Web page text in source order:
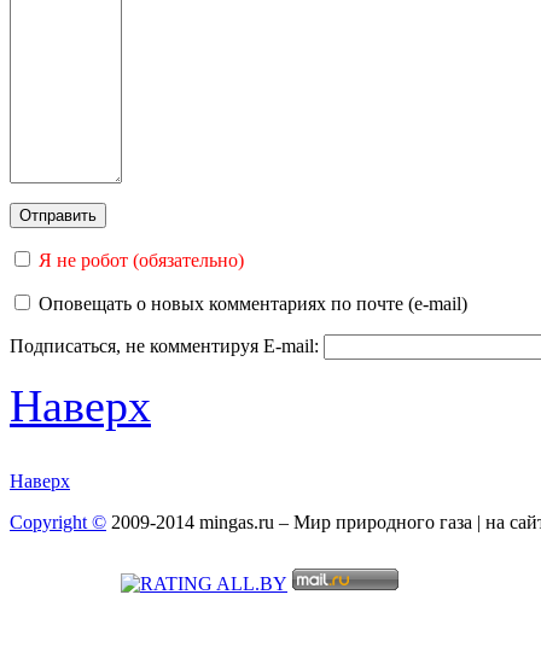
Я не робот (обязательно)
Оповещать о новых комментариях по почте (e-mail)
Подписаться, не комментируя E-mail:
Наверх
Наверх
Copyright © 2009-2014 mingas.ru – Мир природного газа | на